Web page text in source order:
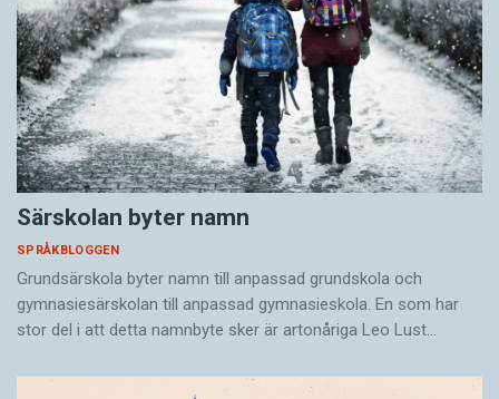
Särskolan byter namn
SPRÅKBLOGGEN
Grundsärskola byter namn till anpassad grundskola och
gymnasiesärskolan till anpassad gymnasieskola. En som har
stor del i att detta namnbyte sker är artonåriga Leo Lust…